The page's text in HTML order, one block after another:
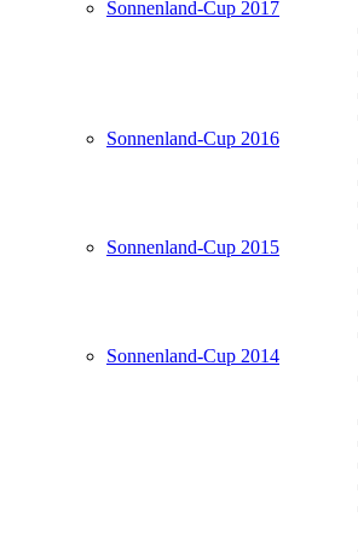
Sonnenland-Cup 2017
Sonnenland-Cup 2016
Sonnenland-Cup 2015
Sonnenland-Cup 2014